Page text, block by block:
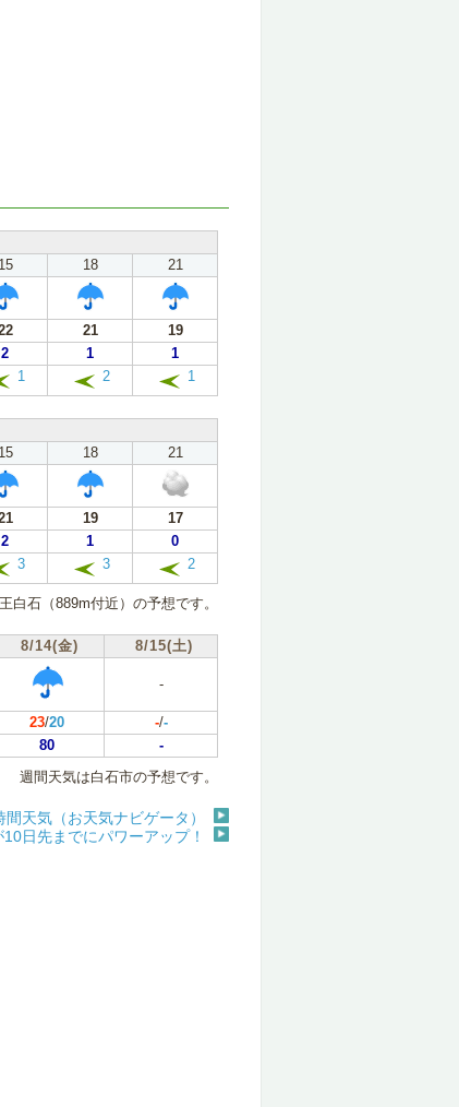
15 18
21
21
19
2 1
1
1 2 1
15 18
21
19
17
2 1
0
3 3 2
白石（889m付近）の予想です。
8/14(金) 8/15(土)
-
23/20 -/-
80
-
週間天気は白石市の予想です。
天気（お天気ナビゲータ）
日先までにパワーアップ！